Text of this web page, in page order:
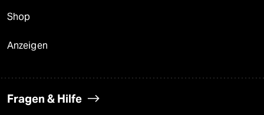
Shop
Anzeigen
Fragen & Hilfe